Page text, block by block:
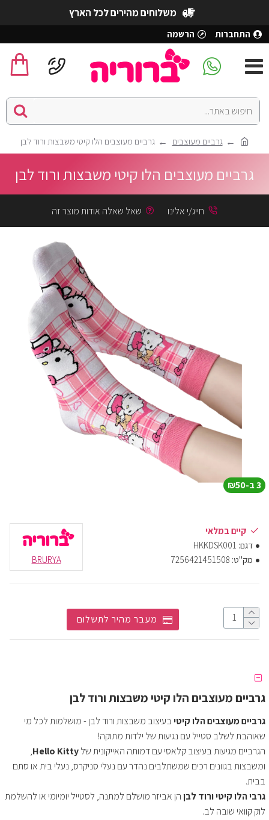
משלוחים מהירים לכל הארץ
התחברות הרשמה
גרביים מעוצבים גרביים מעוצבים הלו קיטי משבצות ורוד לבן
גרביים מעוצבים הלו קיטי משבצות ורוד לבן
חייג/י אלינו שאל שאלה אודות מוצר זה
3 ב-₪50
קיים במלאי
דגם: HKKDSK001
מק"ט: 7256421451508
BRURYA
מעבר מהיר לתשלום
גרביים מעוצבים הלו קיטי משבצות ורוד לבן
גרביים מעוצבים הלו קיטיבעיצוב משבצות ורוד לבן - מושלמות לכל מי
שאוהבת לשלב סטייל עם נגיעות של ילדות מתוקה!
הגרביים מגיעות בעיצוב קלאסי עם דמותה האייקונית שלHello Kitty
,
ומשבצות בגוונים רכים שמשתלבים נהדר עם נעלי סניקרס, נעלי בית או סתם
בבית.
גרבי הלו קיטי ורוד לבןהן אביזר מושלם למתנה, לסטייל יומיומי או להשלמת
לוק קוואי שובה לב.